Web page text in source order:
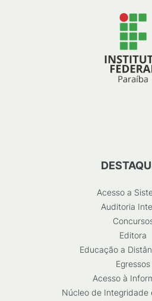
Acesso a
Auditoria
Editora
Educação a
Egressos
Acesso à
Núcleo de Integridade